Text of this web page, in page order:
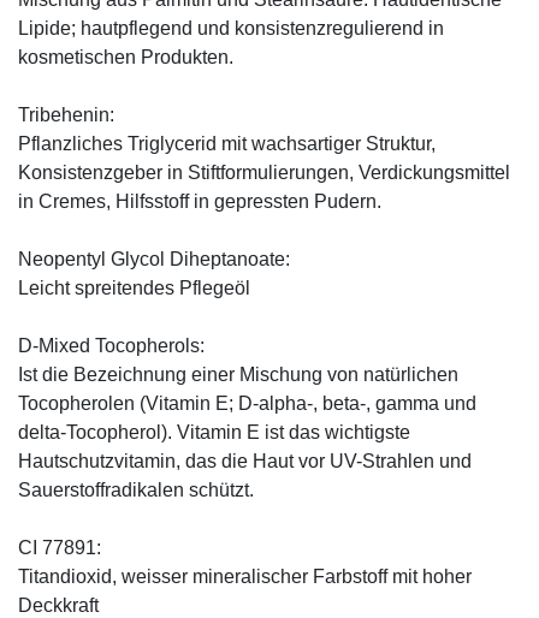
Lipide; hautpflegend und konsistenzregulierend in
kosmetischen Produkten.
Tribehenin:
Pflanzliches Triglycerid mit wachsartiger Struktur,
Konsistenzgeber in Stiftformulierungen, Verdickungsmittel
in Cremes, Hilfsstoff in gepressten Pudern.
Neopentyl Glycol Diheptanoate:
Leicht spreitendes Pflegeöl
D-Mixed Tocopherols:
Ist die Bezeichnung einer Mischung von natürlichen
Tocopherolen (Vitamin E; D-alpha-, beta-, gamma und
delta-Tocopherol). Vitamin E ist das wichtigste
Hautschutzvitamin, das die Haut vor UV-Strahlen und
Sauerstoffradikalen schützt.
CI 77891:
Titandioxid, weisser mineralischer Farbstoff mit hoher
Deckkraft